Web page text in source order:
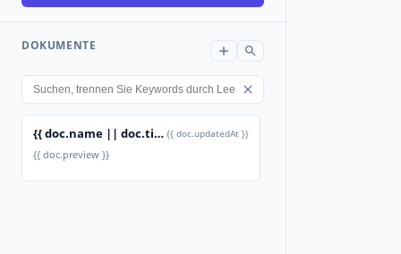
DOKUMENTE
{{ doc.name || doc.title }} {{ doc.updatedAt }}
{{ doc.preview }}